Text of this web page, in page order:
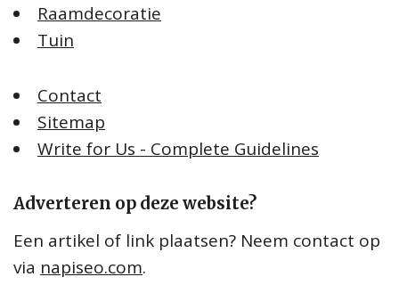
Raamdecoratie
Tuin
Contact
Sitemap
Write for Us - Complete Guidelines
Adverteren op deze website?
Een artikel of link plaatsen? Neem contact op
via napiseo.com.